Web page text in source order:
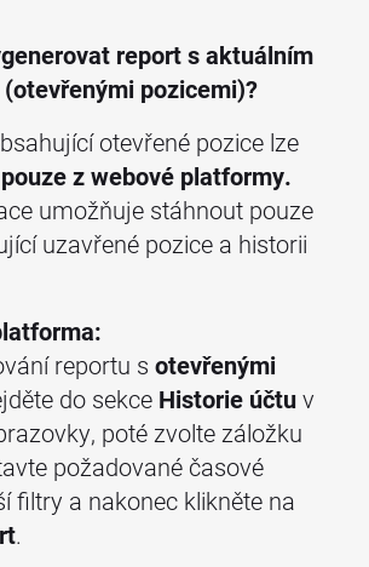
report s aktuálním
pozicemi)?
otevřené pozice lze
pouze z webové platformy.
umožňuje stáhnout pouze
uzavřené pozice a historii
reportu s otevřenými
do sekce Historie účtuv
poté zvolte záložku
požadované časové
filtry a nakonec klikněte na
.